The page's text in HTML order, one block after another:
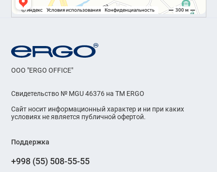
OOO "ERGO OFFICE"
Свидетельство № MGU 46376 на ТМ ERGO
Сайт носит информационный характер и ни при каких
условиях не является публичной офертой.
Поддержка
+998 (55) 508-55-55